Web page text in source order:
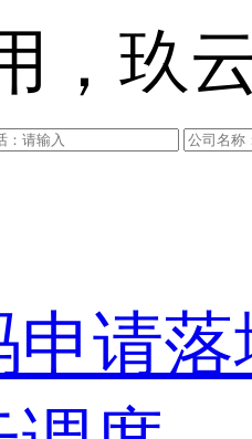
，玖
申请